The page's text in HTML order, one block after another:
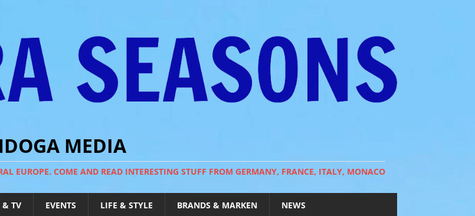
MEDIA
EUROPE. COME AND READ INTERESTING STUFF FROM GERMANY, FRANCE, ITALY, MONACO
& TV EVENTS LIFE & STYLE BRANDS & MARKEN NEWS